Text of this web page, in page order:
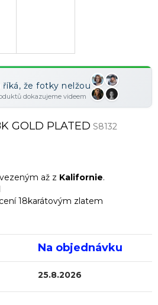
říká, že fotky nelžou
dokazujeme videem
GOLD PLATED S8132
až z Kalifornie.
18karátovým zlatem
Na objednávku
25.8.2026